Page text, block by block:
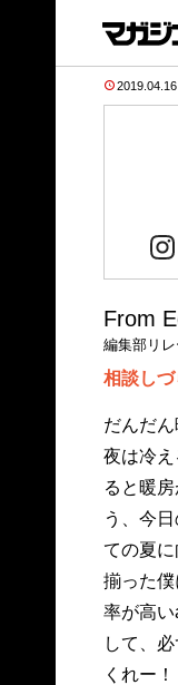
2019.04.16
From
編集部リ
相談しづ
だんだ
夜は冷
ると暖
う、今
ての夏
揃った
率が高
して、
くれー